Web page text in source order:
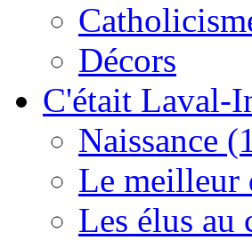
Décors
C'était Laval-
Naissance
Le meilleur
Les élus au